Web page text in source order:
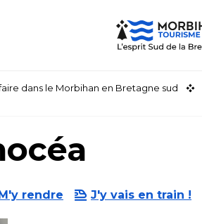
dans le Morbihan en Bretagne sud
rendre J'y vais en train !